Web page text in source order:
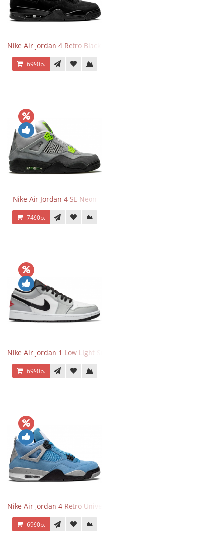
Nike Air Jordan 4 Retro Black Cat
6990р.
Nike Air Jordan 4 SE Neon
7490р.
Nike Air Jordan 1 Low Light Smoke Grey
6990р.
Nike Air Jordan 4 Retro University Blue
6990р.